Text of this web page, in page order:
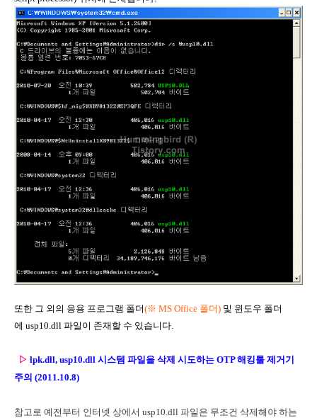
또한 그 외의 응용 프로그램 폴더(※ MS Office 폴더) 및 윈도우 폴더
에 usp10.dll 파일이 존재할 수 있습니다.
▷ lpk.dll, usp10.dll 시스템 파일을 삭제 시도하는 OTP 해킹툴 제거기
주의 (2011.10.8)
참고로 예전부터 인터넷 상에서 usp10.dll 파일은 무조건 삭제해야 하는